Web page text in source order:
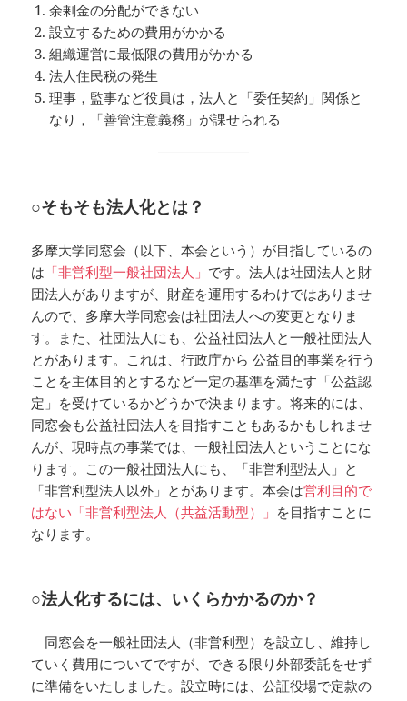
余剰金の分配ができない
設立するための費用がかかる
組織運営に最低限の費用がかかる
法人住民税の発生
理事，監事など役員は，法人と「委任契約」関係と
なり，「善管注意義務」が課せられる
○そもそも法人化とは？
多摩大学同窓会（以下、本会という）が目指しているの
は 「非営利型一般社団法人」 です。法人は社団法人と財
団法人がありますが、財産を運用するわけではありませ
んので、多摩大学同窓会は社団法人への変更となりま
す。また、社団法人にも、公益社団法人と一般社団法人
とがあります。これは、行政庁から 公益目的事業を行う
ことを主体目的とするなど一定の基準を満たす「公益認
定」を受けているかどうかで決まります。将来的には、
同窓会も公益社団法人を目指すこともあるかもしれませ
んが、現時点の事業では、一般社団法人ということにな
ります。この一般社団法人にも、「非営利型法人」と
「非営利型法人以外」とがあります。本会は営利目的で
はない「非営利型法人（共益活動型）」 を目指すことに
なります。
○法人化するには、いくらかかるのか？
同窓会を一般社団法人（非営利型）を設立し、維持し
ていく費用についてですが、できる限り外部委託をせず
に準備をいたしました。設立時には、公証役場で定款の